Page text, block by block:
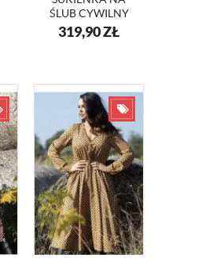
ŚLUB CYWILNY
KOKTAJLOWA Z
SZYFONU KM211-
319,90ZŁ